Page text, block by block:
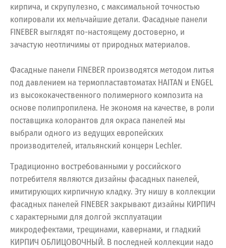
кирпича, и скрупулезно, с максимальной точностью
копировали их мельчайшие детали. Фасадные панели
FINEBER выглядят по-настоящему достоверно, и
зачастую неотличимы от природных материалов.
Фасадные панели FINEBER производятся методом литья
под давлением на термопластавтоматах HAITAN и ENGEL
из высококачественного полимерного композита на
основе полипропилена. Не экономя на качестве, в роли
поставщика колорантов для окраса панелей мы
выбрали одного из ведущих европейских
производителей, итальянский концерн Lechler.
Традиционно востребованными у российского
потребителя являются дизайны фасадных панелей,
имитирующих кирпичную кладку. Эту нишу в коллекции
фасадных панелей FINEBER закрывают дизайны КИРПИЧ
с характерными для долгой эксплуатации
микродефектами, трещинами, кавернами, и гладкий
КИРПИЧ ОБЛИЦОВОЧНЫЙ. В последней коллекции надо